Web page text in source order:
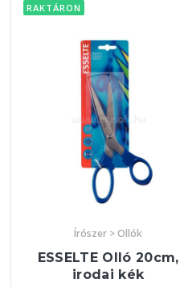
RAKTÁRON
Írószer > Ollók
ESSELTE Olló 20cm,
irodai kék